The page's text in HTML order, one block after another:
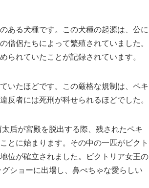
ある犬種です。この犬種の起源は、公に
僧侶たちによって繁殖されていました。
られていたことが記録されています。
いたほどです。この厳格な規制は、ペキ
反者には死刑が科せられるほどでした。
后が宮殿を脱出する際、残されたペキ
とに始まります。その中の一匹がビクト
位が確立されました。ビクトリア女王の
ショーに出場し、鼻ぺちゃな愛らしい